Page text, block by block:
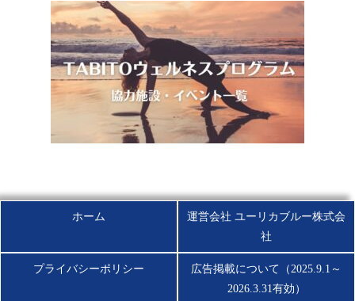
ホーム
運営会社 ユーリカブルー株式会
社
プライバシーポリシー
広告掲載について（2025.9.1～
2026.3.31有効）